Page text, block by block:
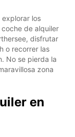
los
de alquiler
disfrutar
o recorrer las
No se pierda la
zona
en